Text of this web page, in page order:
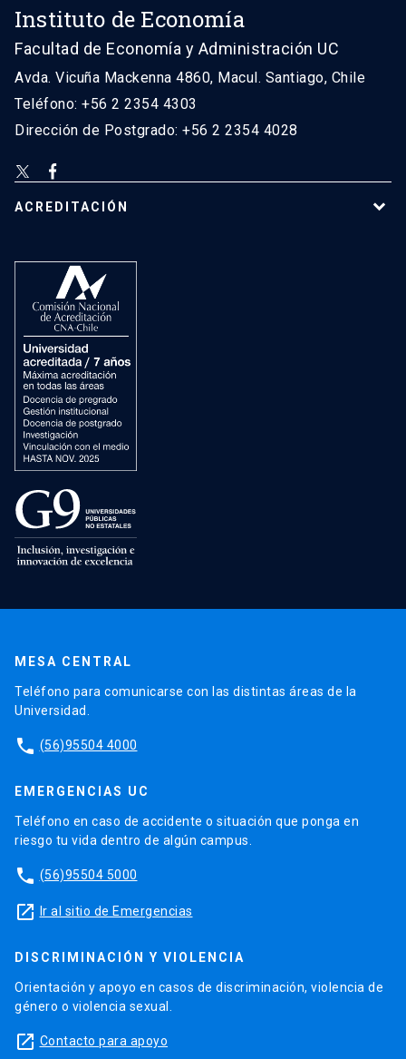
Instituto de Economía
Facultad de Economía y Administración UC
Avda. Vicuña Mackenna 4860, Macul. Santiago, Chile
Teléfono: +56 2 2354 4303
Dirección de Postgrado: +56 2 2354 4028
ACREDITACIÓN
MESA CENTRAL
Teléfono para comunicarse con las distintas áreas de la
Universidad.
phone (56)95504 4000
EMERGENCIAS UC
Teléfono en caso de accidente o situación que ponga en
riesgo tu vida dentro de algún campus.
phone (56)95504 5000
launch Ir al sitio de Emergencias
DISCRIMINACIÓN Y VIOLENCIA
Orientación y apoyo en casos de discriminación, violencia de
género o violencia sexual.
launch Contacto para apoyo